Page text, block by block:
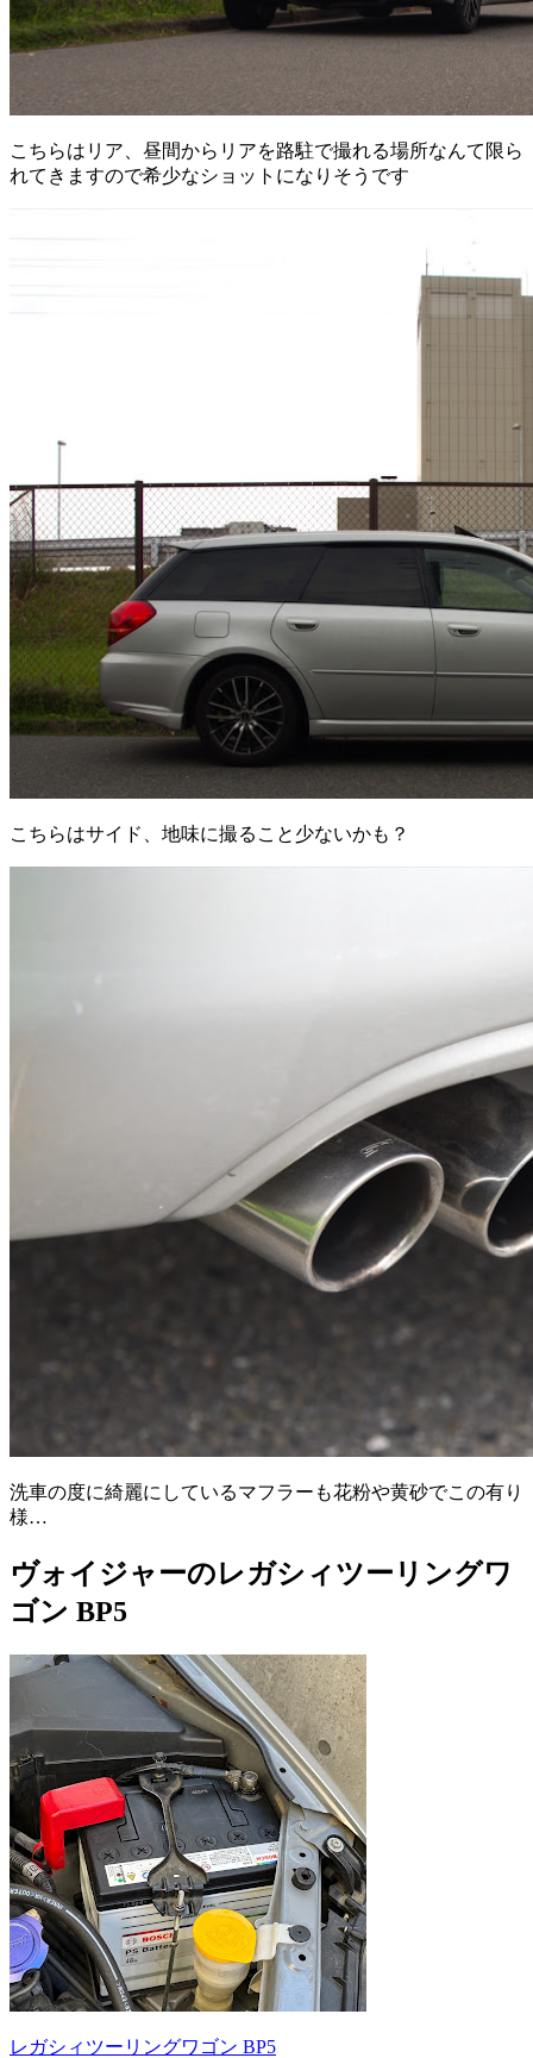
こちらはリア、昼間からリアを路駐で撮れる場所なんて限ら
れてきますので希少なショットになりそうです
こちらはサイド、地味に撮ること少ないかも？
洗車の度に綺麗にしているマフラーも花粉や黄砂でこの有り
様…
ヴォイジャーのレガシィツーリングワ
ゴン BP5
レガシィツーリングワゴン BP5